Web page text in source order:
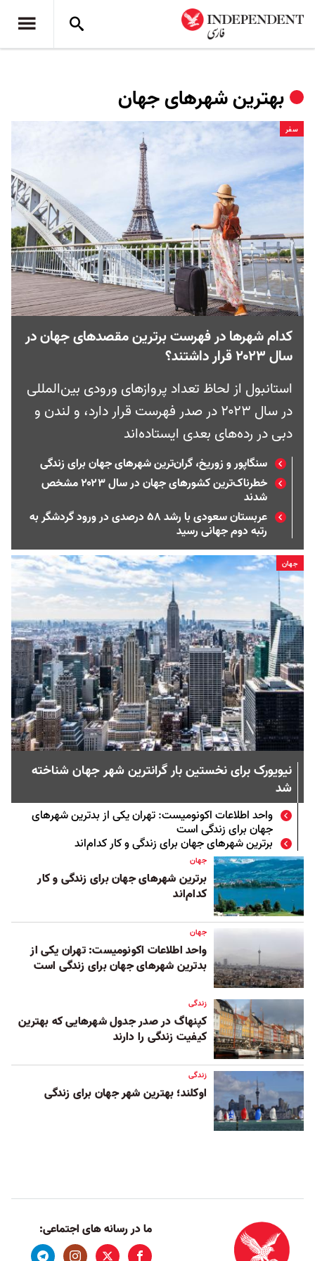
بهترین شهرهای جهان
سفر
کدام شهرها در فهرست برترین مقصدهای جهان در
سال ۲۰۲۳ قرار داشتند؟
استانبول از لحاظ تعداد پروازهای ورودی بین‌المللی
در سال ۲۰۲۳ در صدر فهرست قرار دارد، و لندن و
دبی در رده‌های بعدی ایستاده‌اند
سنگاپور و زوریخ، گران‌ترین شهرهای جهان برای زندگی
خطرناک‌ترین کشورهای جهان در سال ۲۰۲۳ مشخص
شدند
عربستان سعودی با رشد ۵۸ درصدی در ورود گردشگر به
رتبه دوم جهانی رسید
جهان
نیویورک برای نخستین بار گرانترین شهر جهان شناخته
شد
واحد اطلاعات اکونومیست: تهران یکی از بدترین شهرهای
جهان برای زندگی است
برترین شهرهای جهان برای زندگی و کار کدام‌‌اند
جهان
برترین شهرهای جهان برای زندگی و کار
کدام‌‌اند
جهان
واحد اطلاعات اکونومیست: تهران یکی از
بدترین شهرهای جهان برای زندگی است
زندگی
کپنهاگ در صدر جدول شهرهایی که بهترین
کیفیت زندگی را دارند
زندگی
اوکلند؛ بهترین شهر جهان برای زندگی
ما در رسانه های اجتماعی: